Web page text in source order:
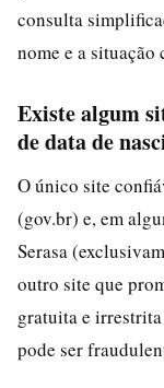
consulta
nome e a situação
Existe algum
de data de
O único site
(gov.br) e, em
Serasa
outro site que
gratuita e
pode ser